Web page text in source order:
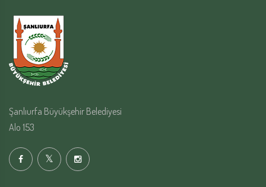
Şanlıurfa Büyükşehir Belediyesi
Alo 153